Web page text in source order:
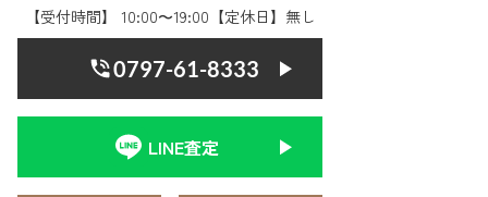
【受付時間】 10:00〜19:00【定休日】無し
0797-61-8333
LINE査定